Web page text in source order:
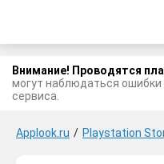
Внимание! Проводятся
могут наблюдаться
сервиса.
Applook.ru / Playstation